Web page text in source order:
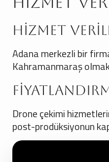
Hizmet
Adana merkezli bir
Kahramanmaraş
Drone çekimi
post-prodüksiyonun